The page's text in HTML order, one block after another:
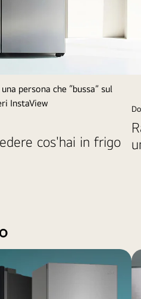
vedere cos'hai in frigo